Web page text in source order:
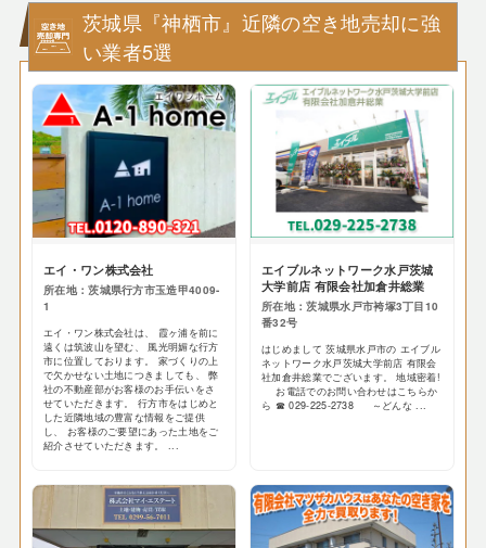
茨城県『神栖市』近隣の空き地売却に強
い業者5選
エイ・ワン株式会社
所在地：茨城県行方市玉造甲4009-
1
エイ・ワン株式会社は、 霞ヶ浦を前に
遠くは筑波山を望む、 風光明媚な行方
市に位置しております。 家づくりの上
で欠かせない土地につきましても、 弊
社の不動産部がお客様のお手伝いをさ
せていただきます。 行方市をはじめと
した近隣地域の豊富な情報をご提供
し、 お客様のご要望にあった土地をご
紹介させていただきます。 ...
エイブルネットワーク水戸茨城
大学前店 有限会社加倉井総業
所在地：茨城県水戸市袴塚3丁目10
番32号
はじめまして 茨城県水戸市の エイブル
ネットワーク水戸茨城大学前店 有限会
社加倉井総業でございます。 地域密着!
お電話でのお問い合わせはこちらか
ら ☎ 029-225-2738 ～どんな ...